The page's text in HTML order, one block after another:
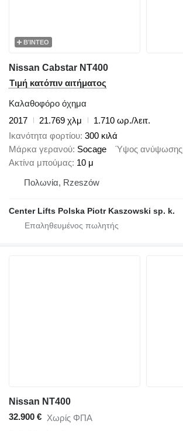
ΒΊΝΤΕΟ
Nissan Cabstar NT400
Τιμή κατόπιν αιτήματος
Καλαθοφόρο όχημα
2017
21.769 χλμ
1.710 ωρ./λειτ.
Ικανότητα φορτίου 300 κιλά
Μάρκα γερανού Socage Ύψος ανύψωσης
Ακτίνα μπούμας 10 μ
Πολωνία, Rzeszów
Center Lifts Polska Piotr Kaszowski sp. k.
Nissan NT400
32.900 € Χωρίς ΦΠΑ